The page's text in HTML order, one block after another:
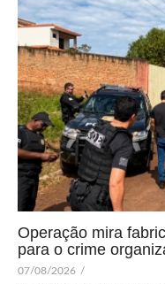
Operação mira
para o crime
07/08/2026 /